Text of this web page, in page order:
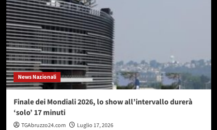
trovati
morti
nel
Fiorentino,
caldo
estremo
tra
le
ipotesi
sui
News Nazionali
Finale dei Mondiali 2026, lo show all’intervallo durerà
‘solo’ 17 minuti
TGAbruzzo24.com
Luglio 17, 2026